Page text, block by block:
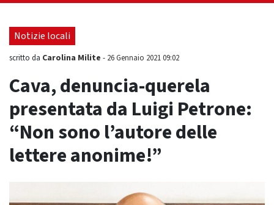
seduta consiliare: “Serve chiarezza!”"
Notizie locali
scritto da Carolina Milite - 26 Gennaio 2021 09:02
Cava, denuncia-querela
presentata da Luigi Petrone:
“Non sono l’autore delle
lettere anonime!”